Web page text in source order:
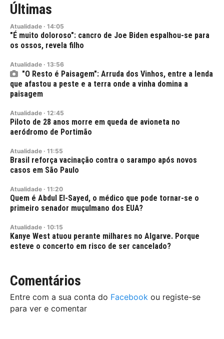
Últimas
Atualidade · 14:05
"É muito doloroso": cancro de Joe Biden espalhou-se para
os ossos, revela filho
Atualidade · 13:56
"O Resto é Paisagem": Arruda dos Vinhos, entre a lenda
que afastou a peste e a terra onde a vinha domina a
paisagem
Atualidade · 12:45
Piloto de 28 anos morre em queda de avioneta no
aeródromo de Portimão
Atualidade · 11:55
Brasil reforça vacinação contra o sarampo após novos
casos em São Paulo
Atualidade · 11:20
Quem é Abdul El-Sayed, o médico que pode tornar-se o
primeiro senador muçulmano dos EUA?
Atualidade · 10:15
Kanye West atuou perante milhares no Algarve. Porque
esteve o concerto em risco de ser cancelado?
Comentários
Entre com a sua conta do Facebook ou registe-se
para ver e comentar